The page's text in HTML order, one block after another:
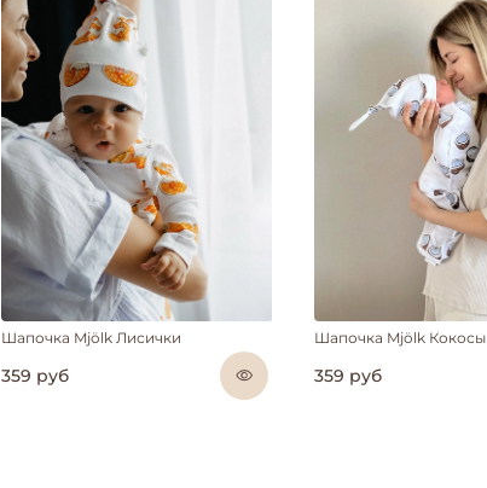
Шапочка Mjölk Лисички
359 руб
Шапочка Mjölk Кокосы
359 руб